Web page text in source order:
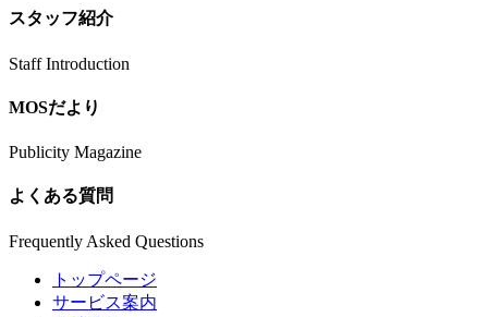
スタッフ紹介
Staff Introduction
MOSだより
Publicity Magazine
よくある質問
Frequently Asked Questions
トップページ
サービス案内